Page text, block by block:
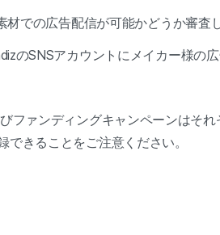
材での広告配信が可能かどうか審査
のSNSアカウントにメイカー様の
ファンディングキャンペーンはそ
できることをご注意ください。